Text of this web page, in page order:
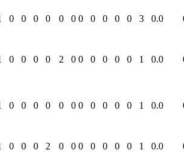
0 0 0 0 0 0 0 0 0 0 0 3 0.0
0 0 0 0 2 0 0 0 0 0 0 1 0.0
0 0 0 0 0 0 0 0 0 0 0 1 0.0
0 0 0 2 0 0 0 0 0 0 0 1 0.0